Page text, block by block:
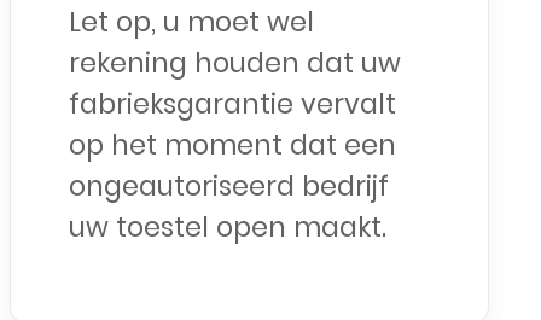
Let op, u moet wel
rekening houden dat uw
fabrieksgarantie vervalt
op het moment dat een
ongeautoriseerd bedrijf
uw toestel open maakt.